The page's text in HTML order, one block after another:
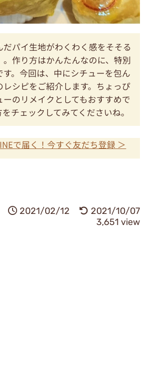
だパイ生地がわくわく感をそそる
。作り方はかんたんなのに、特別
。今回は、中にシチューを包ん
レシピをご紹介します。ちょっぴ
ーのリメイクとしてもおすすめで
チェックしてみてくださいね。
で届く！今すぐ友だち登録 ＞
2021/02/12
2021/10/07
3,651 view